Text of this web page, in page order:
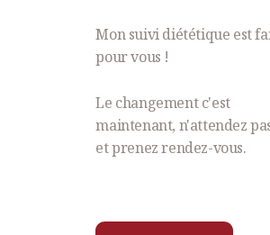
Mon suivi diététique est
pour vous !
Le changement c'est
maintenant, n'attendez
et prenez rendez-vous.